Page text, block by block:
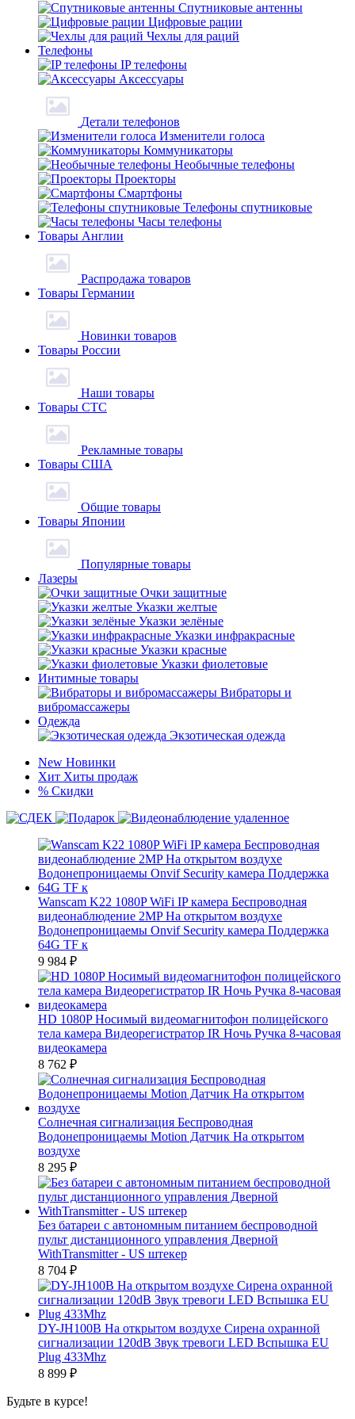
Спутниковые антенны
Цифровые рации
Чехлы для раций
Телефоны
IP телефоны
Аксессуары
Детали телефонов
Изменители голоса
Коммуникаторы
Необычные телефоны
Проекторы
Смартфоны
Телефоны спутниковые
Часы телефоны
Товары Англии
Распродажа товаров
Товары Германии
Новинки товаров
Товары России
Наши товары
Товары СТС
Рекламные товары
Товары США
Общие товары
Товары Японии
Популярные товары
Лазеры
Очки защитные
Указки желтые
Указки зелёные
Указки инфракрасные
Указки красные
Указки фиолетовые
Интимные товары
Вибраторы и
вибромассажеры
Одежда
Экзотическая одежда
New Новинки
Хит Хиты продаж
% Скидки
Wanscam K22 1080P WiFi IP камера Беспроводная
видеонаблюдение 2MP На открытом воздухе
Водонепроницаемы Onvif Security камера Поддержка
64G TF к
9 984 ₽
HD 1080P Носимый видеомагнитофон полицейского
тела камера Видеорегистратор IR Ночь Ручка 8-часовая
видеокамера
8 762 ₽
Солнечная сигнализация Беспроводная
Водонепроницаемы Motion Датчик На открытом
воздухе
8 295 ₽
Без батареи с автономным питанием беспроводной
пульт дистанционного управления Дверной
WithTransmitter - US штекер
8 704 ₽
DY-JH100B На открытом воздухе Сирена охранной
сигнализации 120dB Звук тревоги LED Вспышка EU
Plug 433Mhz
8 899 ₽
Будьте в курсе!